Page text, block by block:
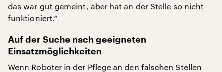
das war gut gemeint, aber hat an der Stelle so nicht
funktioniert.“
Auf der Suche nach geeigneten
Einsatzmöglichkeiten
Wenn Roboter in der Pflege an den falschen Stellen